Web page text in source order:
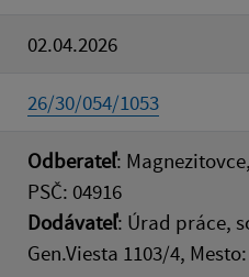
02.04.2026
26/30/054/1053
Odberateľ:
PSČ: 04916
Dodávateľ: Úrad práce,
Gen.Viesta 1103/4,